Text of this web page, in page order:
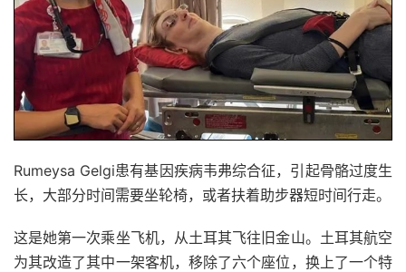
Rumeysa Gelgi患有基因疾病韦弗综合征，引起骨骼过度生
长，大部分时间需要坐轮椅，或者扶着助步器短时间行走。
这是她第一次乘坐飞机，从土耳其飞往旧金山。土耳其航空
为其改造了其中一架客机，移除了六个座位，换上了一个特